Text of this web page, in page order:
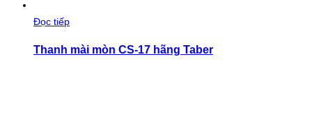
Đọc tiếp
Thanh mài mòn CS-17 hãng Taber